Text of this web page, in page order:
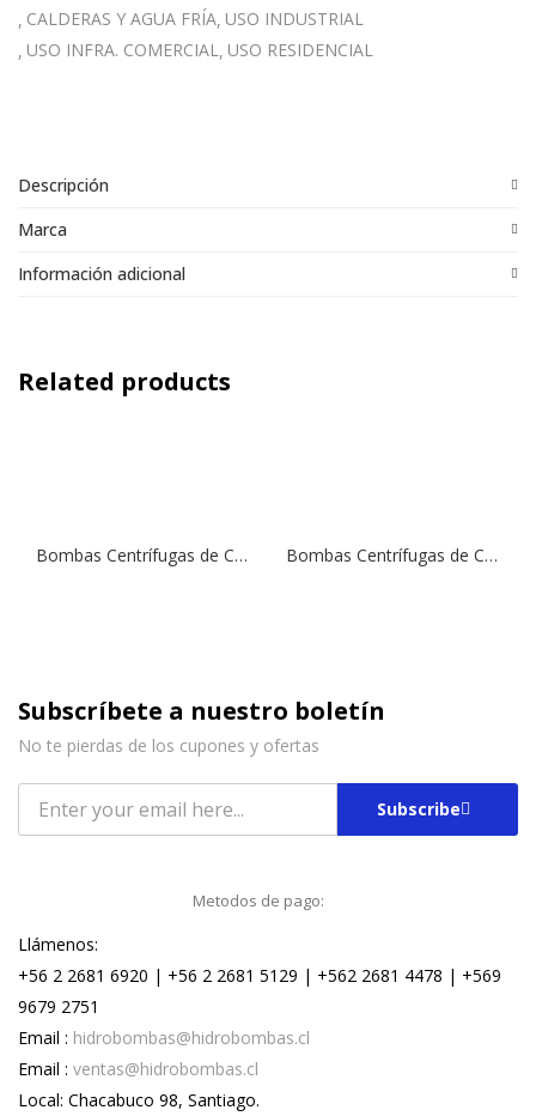
CALDERAS Y AGUA FRÍA USO INDUSTRIAL
USO INFRA. COMERCIAL USO RESIDENCIAL
Descripción
Marca
Información adicional
Related products
Bombas Centrífugas de Caudal Mediano SM1 150 | 1,5 HP | 220 V. Bombas Centrífugas de Caudal Mediano CFM 200 | 2,0 HP | 220 V.
Subscríbete a nuestro boletín
No te pierdas de los cupones y ofertas
Subscribe
Metodos de pago:
Llámenos:
+56 2 2681 6920 | +56 2 2681 5129 | +562 2681 4478 | +569
9679 2751
Email : hidrobombas@hidrobombas.cl
Email : ventas@hidrobombas.cl
Local: Chacabuco 98, Santiago.